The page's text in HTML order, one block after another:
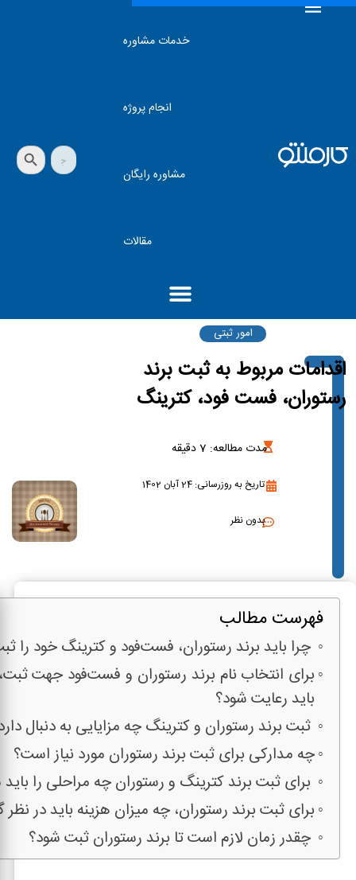
خدمات مشاوره
انجام پروژه
مشاوره رایگان
مقالات
جستجو
برای:
دکمه جستجو
امور ثبتی
اقدامات مربوط به ثبت برند
رستوران، فست‌ فود، کترینگ
مدت مطالعه: 7دقیقه
تاریخ به روزرسانی: 24 آبان 1402
بدون نظر
فهرست مطالب
چرا باید برند رستوران، فست‌فود و کترینگ خود را
برای انتخاب نام برند رستوران و فست‌فود جهت
باید رعایت شود؟
ثبت برند رستوران و کترینگ چه مزایایی به دنبال
چه مدارکی برای ثبت برند رستوران مورد نیاز است؟
برای ثبت برند کترینگ و رستوران چه مراحلی را
برای ثبت برند رستوران، چه میزان هزینه باید در
چقدر زمان لازم است تا برند رستوران ثبت شود؟